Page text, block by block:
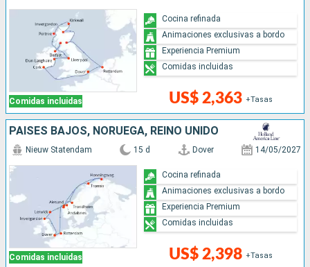
Comidas incluidas US$ 2,363 +Tasas
Cocina refinada
Animaciones exclusivas a bordo
Experiencia Premium
Comidas incluidas
PAISES BAJOS, NORUEGA, REINO UNIDO
Comidas incluidas
Nieuw Statendam 15 d Dover 14/05/2027
US$ 2,398 +Tasas
Cocina refinada
Animaciones exclusivas a bordo
Experiencia Premium
Comidas incluidas